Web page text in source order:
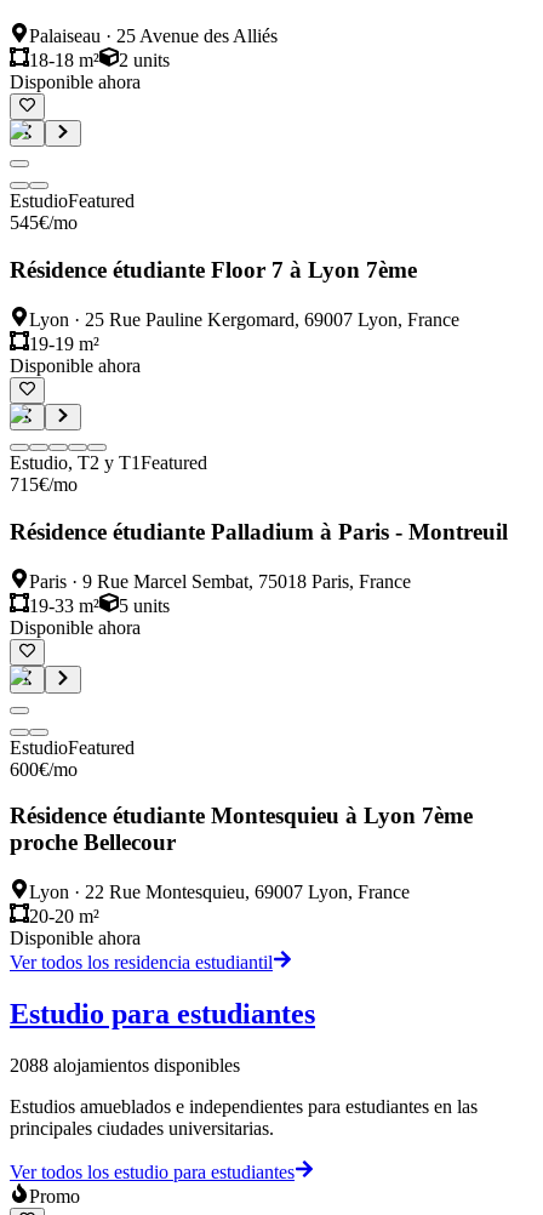
Palaiseau · 25 Avenue des Alliés
18-18 m²
2 units
Disponible ahora
EstudioFeatured
545€/mo
Résidence étudiante Floor 7 à Lyon 7ème
Lyon · 25 Rue Pauline Kergomard, 69007 Lyon, France
19-19 m²
Disponible ahora
Estudio, T2 y T1Featured
715€/mo
Résidence étudiante Palladium à Paris - Montreuil
Paris · 9 Rue Marcel Sembat, 75018 Paris, France
19-33 m²
5 units
Disponible ahora
EstudioFeatured
600€/mo
Résidence étudiante Montesquieu à Lyon 7ème
proche Bellecour
Lyon · 22 Rue Montesquieu, 69007 Lyon, France
20-20 m²
Disponible ahora
Ver todos los residencia estudiantil
Estudio para estudiantes
2088 alojamientos disponibles
Estudios amueblados e independientes para estudiantes en las
principales ciudades universitarias.
Ver todos los estudio para estudiantes
Promo